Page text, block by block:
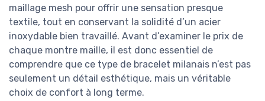
maillage mesh pour offrir une sensation presque
textile, tout en conservant la solidité d’un acier
inoxydable bien travaillé. Avant d’examiner le prix de
chaque montre maille, il est donc essentiel de
comprendre que ce type de bracelet milanais n’est pas
seulement un détail esthétique, mais un véritable
choix de confort à long terme.